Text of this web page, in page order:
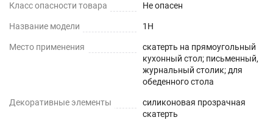
присутствовать слабый быстро выветриваемый
запах. Перед использованием пленки, протрите
её поверхность влажной салфеткой с мыльным
Класс опасности товара Не опасен
Название модели 1H
Место применения
скатерть на прямоугольный
кухонный стол; письменный,
журнальный столик; для
обеденного стола
Декоративные элементы
силиконовая прозрачная
скатерть